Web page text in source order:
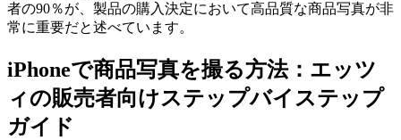
者の90％が、製品の購入決定において高品質な商品写真が非
常に重要だと述べています。
iPhoneで商品写真を撮る方法：エッツ
ィの販売者向けステップバイステップ
ガイド